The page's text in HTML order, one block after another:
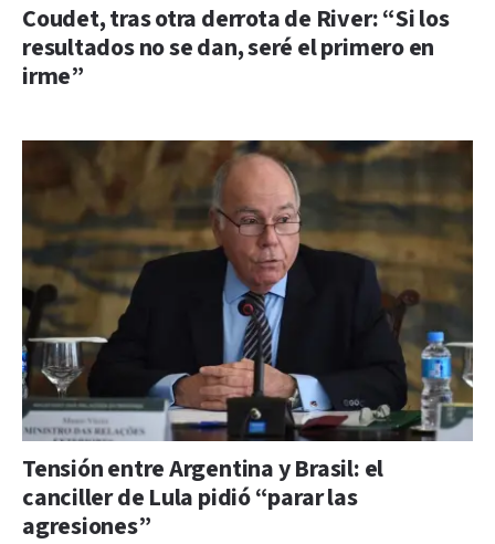
Coudet, tras otra derrota de River: “Si los
resultados no se dan, seré el primero en
irme”
Tensión entre Argentina y Brasil: el
canciller de Lula pidió “parar las
agresiones”